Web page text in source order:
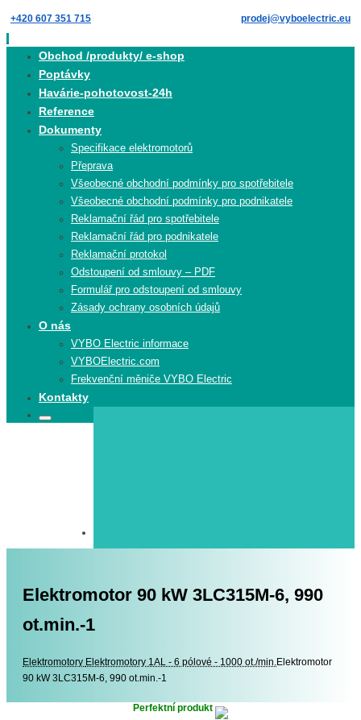
Skip
to
content
+420 607 351 715 prodej@vyboelectric.eu
Obchod /produkty/ e-shop
Poptávky
Havárie-pohotovost-24h
Reference
Dokumenty
Specifikace elektromotorů
Přeprava
Všeobecné obchodní podmínky pro spotřebitele
Všeobecné obchodní podmínky pro podnikatele
Reklamační řád pro spotřebitele
Reklamační řád pro podnikatele
Reklamační protokol
Odstoupení od smlouvy – PDF
Formulář pro odstoupení od smlouvy
Zásady ochrany osobních údajů
O nás
VYBO Electric informace
VYBOElectric.com
Frekvenční měniče VYBO Electric
Kontakty
Search
Search
Elektromotor 90 kW 3LC315M-6, 990
ot.min.-1
Elektromotory Elektromotory
Elektromotory 1AL - 6 pólové - 1000 ot./min.Elektromotor
90 kW 3LC315M-6, 990 ot.min.-1
Perfektní produkt